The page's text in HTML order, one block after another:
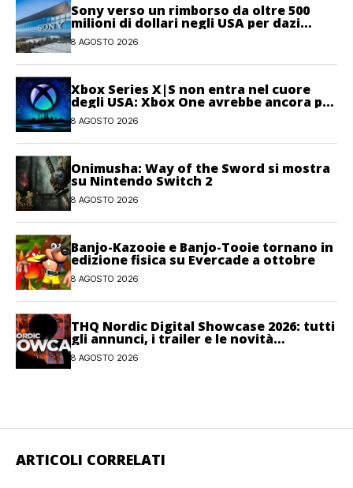
Sony verso un rimborso da oltre 500
milioni di dollari negli USA per dazi
illegittimi
8 AGOSTO 2026
Xbox Series X|S non entra nel cuore
degli USA: Xbox One avrebbe ancora più
giocatori attivi
8 AGOSTO 2026
Onimusha: Way of the Sword si mostra
su Nintendo Switch 2
8 AGOSTO 2026
Banjo-Kazooie e Banjo-Tooie tornano in
edizione fisica su Evercade a ottobre
8 AGOSTO 2026
THQ Nordic Digital Showcase 2026: tutti
gli annunci, i trailer e le novità
dell’evento
8 AGOSTO 2026
ARTICOLI CORRELATI